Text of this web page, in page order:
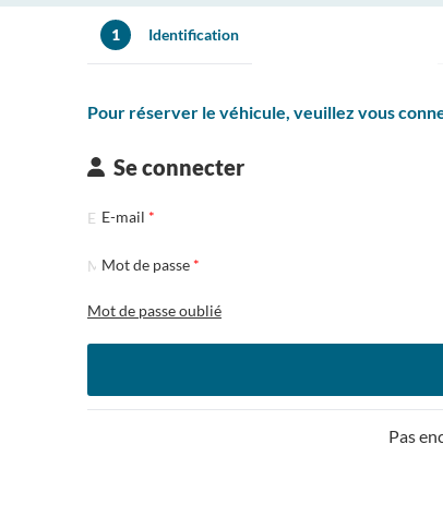
1 Identification
Pour réserver le véhicule, veuillez vous
Se connecter
E-mail
Mot de passe
Mot de passe oublié
Pas